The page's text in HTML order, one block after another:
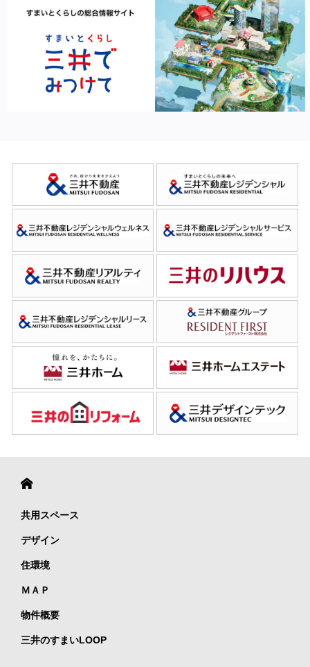
共用スペース
デザイン
住環境
ＭＡＰ
物件概要
三井のすまいLOOP